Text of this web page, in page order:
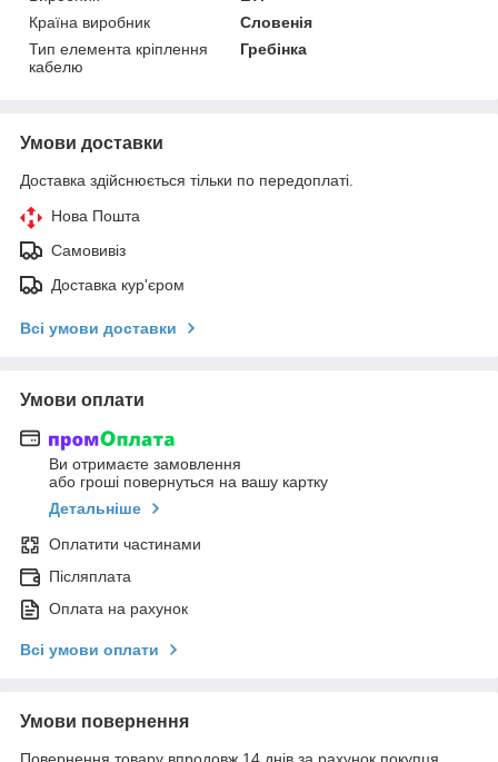
Країна виробник
Словенія
Тип елемента кріплення
кабелю
Гребінка
Умови доставки
Доставка здійснюється тільки по передоплаті.
Нова Пошта
Самовивіз
Доставка кур'єром
Всі умови доставки
Умови оплати
Ви отримаєте замовлення
або гроші повернуться на вашу картку
Детальніше
Оплатити частинами
Післяплата
Оплата на рахунок
Всі умови оплати
Умови повернення